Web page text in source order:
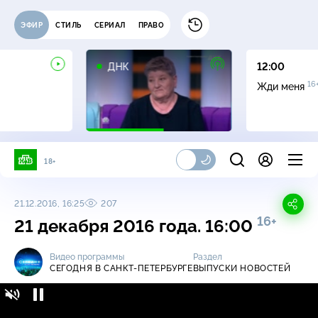
ЭФИР СТИЛЬ СЕРИАЛ ПРАВО
ДНК
12:00
Жди меня
18+
21.12.2016, 16:25 207
21 декабря 2016 года. 16:00 16+
Видео программы
СЕГОДНЯ В САНКТ-ПЕТЕРБУРГЕ
Раздел
ВЫПУСКИ НОВОСТЕЙ